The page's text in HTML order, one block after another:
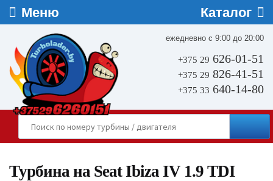
ежедневно с 9:00 до 20:00
+375 29 626-01-51
+375 29 826-41-51
+375 33 640-14-80
Турбина на Seat Ibiza IV 1.9 TDI